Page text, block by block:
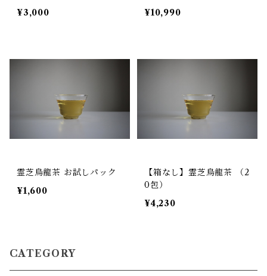
¥3,000
¥10,990
霊芝烏龍茶 お試しパック
¥1,600
【箱なし】霊芝烏龍茶 （2
0包）
¥4,230
CATEGORY